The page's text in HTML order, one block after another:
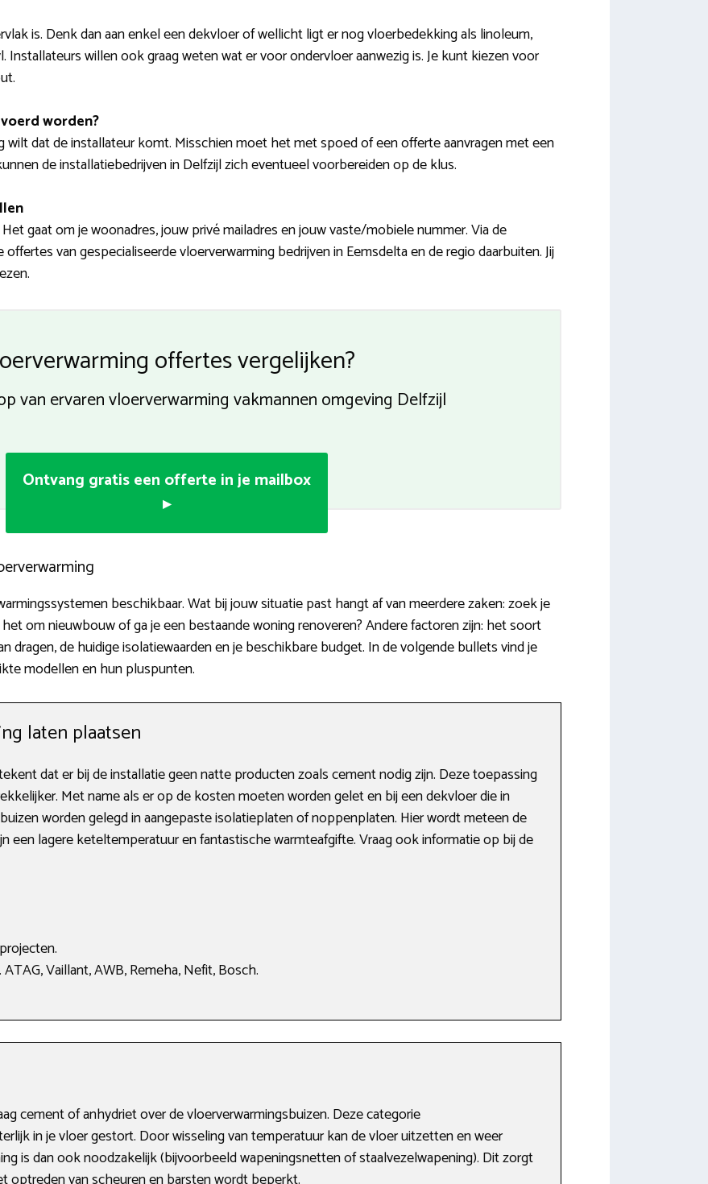
is. Denk dan aan enkel een dekvloer of wellicht ligt er nog vloerbedekking als linoleum,
Installateurs willen ook graag weten wat er voor ondervloer aanwezig is. Je kunt kiezen voor
worden?
wilt dat de installateur komt. Misschien moet het met spoed of een offerte aanvragen met een
de installatiebedrijven in Delfzijl zich eventueel voorbereiden op de klus.
gaat om je woonadres, jouw privé mailadres en jouw vaste/mobiele nummer. Via de
van gespecialiseerde vloerverwarming bedrijven in Eemsdelta en de regio daarbuiten. Jij
offertes vergelijken?
van ervaren vloerverwarming vakmannen omgeving Delfzijl
Ontvang gratis een offerte in je mailbox
▸
beschikbaar. Wat bij jouw situatie past hangt af van meerdere zaken: zoek je
om nieuwbouw of ga je een bestaande woning renoveren? Andere factoren zijn: het soort
dragen, de huidige isolatiewaarden en je beschikbare budget. In de volgende bullets vind je
modellen en hun pluspunten.
laten plaatsen
dat er bij de installatie geen natte producten zoals cement nodig zijn. Deze toepassing
Met name als er op de kosten moeten worden gelet en bij een dekvloer die in
worden gelegd in aangepaste isolatieplaten of noppenplaten. Hier wordt meteen de
een lagere keteltemperatuur en fantastische warmteafgifte. Vraag ook informatie op bij de
Vaillant, AWB, Remeha, Nefit, Bosch.
cement of anhydriet over de vloerverwarmingsbuizen. Deze categorie
in je vloer gestort. Door wisseling van temperatuur kan de vloer uitzetten en weer
is dan ook noodzakelijk (bijvoorbeeld wapeningsnetten of staalvezelwapening). Dit zorgt